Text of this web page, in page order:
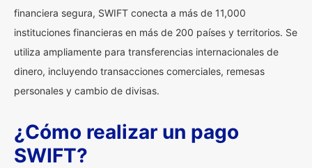
financiera segura, SWIFT conecta a más de 11,000
instituciones financieras en más de 200 países y territorios. Se
utiliza ampliamente para transferencias internacionales de
dinero, incluyendo transacciones comerciales, remesas
personales y cambio de divisas.
¿Cómo realizar un pago
SWIFT?